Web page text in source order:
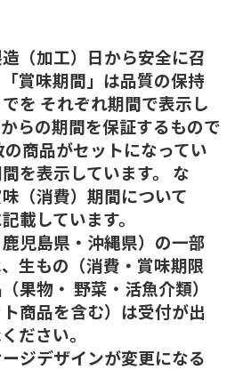
（加工）日から安全に召
賞味期間」は品質の保持
を それぞれ期間で表示し
らの期間を保証するもので
商品がセットになってい
を表示しています。 な
（消費）期間について
載しています。
児島県・沖縄県）の一部
生もの（消費・賞味期限
果物・ 野菜・活魚介類）
商品を含む）は受付が出
ださい。
ジデザインが変更になる